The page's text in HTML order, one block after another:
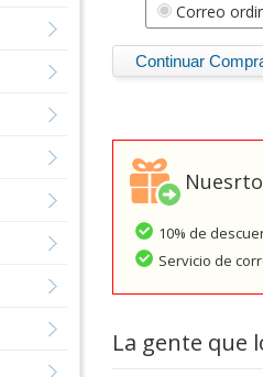
Correo
10% de
Servicio de
La gente que